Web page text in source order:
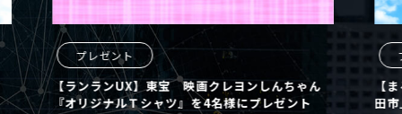
プレゼント
【ランランUX】東宝 映画クレヨンしんちゃん
『オリジナルＴシャツ』を4名様にプレゼント
プ
【まる
田市」